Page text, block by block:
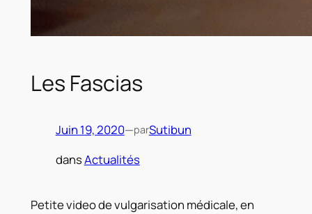
Les Fascias
Juin 19, 2020—parSutibun
dansActualités
Petite video de vulgarisation médicale, en